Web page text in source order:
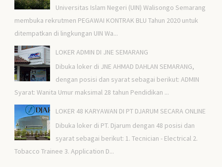
Universitas Islam Negeri (UIN) Walisongo Semarang
membuka rekrutmen PEGAWAI KONTRAK BLU Tahun 2020 untuk
ditempatkan di lingkungan UIN Wa...
LOKER ADMIN DI JNE SEMARANG
Dibuka loker di JNE AHMAD DAHLAN SEMARANG,
dengan posisi dan syarat sebagai berikut: ADMIN
Syarat: Wanita Umur maksimal 28 tahun Pendidikan ...
LOKER 48 KARYAWAN DI PT DJARUM SECARA ONLINE
Dibuka loker di PT. Djarum dengan 48 posisi dan
syarat sebagai berikut: 1. Tecnician - Electrical 2.
Tobacco Trainee 3. Application D...